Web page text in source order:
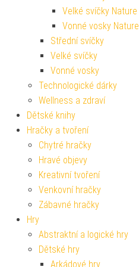
Velké svíčky Nature
Vonné vosky Nature
Střední svíčky
Velké svíčky
Vonné vosky
Technologické dárky
Wellness a zdraví
Dětské knihy
Hračky a tvoření
Chytré hračky
Hravé objevy
Kreativní tvoření
Venkovní hračky
Zábavné hračky
Hry
Abstraktní a logické hry
Dětské hry
Arkádové hry